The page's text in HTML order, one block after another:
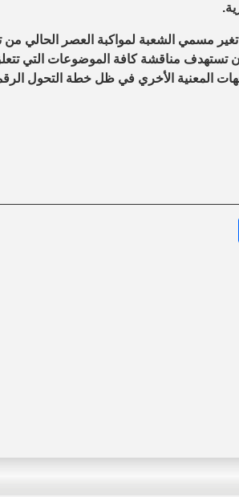
مسمي الشعبة لمواكبة العصر الحالي من
مناقشة كافة الموضوعات التي تتعلق
المعنية الأخري في ظل خطة التحول